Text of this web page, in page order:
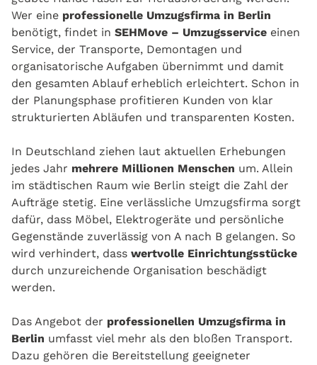
Wer eine professionelle Umzugsfirma in Berlin
benötigt, findet in SEHMove – Umzugsservice einen
Service, der Transporte, Demontagen und
organisatorische Aufgaben übernimmt und damit
den gesamten Ablauf erheblich erleichtert. Schon in
der Planungsphase profitieren Kunden von klar
strukturierten Abläufen und transparenten Kosten.
In Deutschland ziehen laut aktuellen Erhebungen
jedes Jahr mehrere Millionen Menschen um. Allein
im städtischen Raum wie Berlin steigt die Zahl der
Aufträge stetig. Eine verlässliche Umzugsfirma sorgt
dafür, dass Möbel, Elektrogeräte und persönliche
Gegenstände zuverlässig von A nach B gelangen. So
wird verhindert, dass wertvolle Einrichtungsstücke
durch unzureichende Organisation beschädigt
werden.
Das Angebot der professionellen Umzugsfirma in
Berlin umfasst viel mehr als den bloßen Transport.
Dazu gehören die Bereitstellung geeigneter